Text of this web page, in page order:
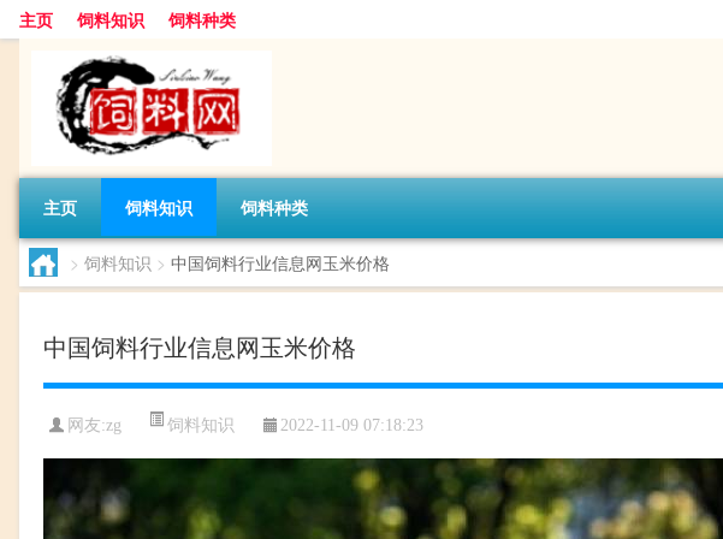
主页 饲料知识 饲料种类
主页 饲料知识 饲料种类
> 饲料知识 > 中国饲料行业信息网玉米价格
中国饲料行业信息网玉米价格
网友:zg 饲料知识 2022-11-09 07:18:23